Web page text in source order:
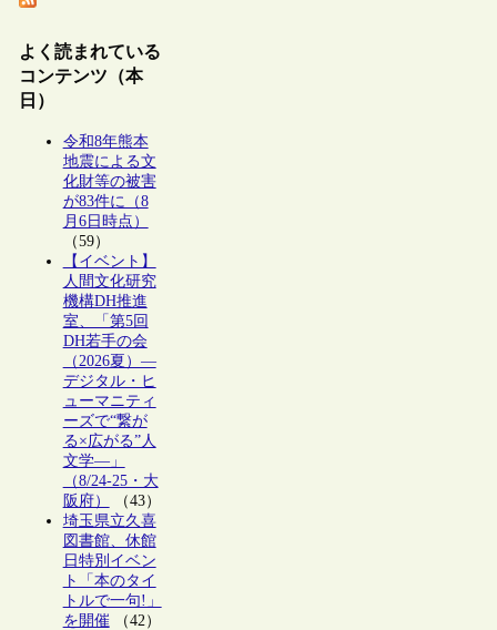
よく読まれている
コンテンツ（本
日）
令和8年熊本
地震による文
化財等の被害
が83件に（8
月6日時点）
（59）
【イベント】
人間文化研究
機構DH推進
室、「第5回
DH若手の会
（2026夏）―
デジタル・ヒ
ューマニティ
ーズで“繋が
る×広がる”人
文学―」
（8/24-25・大
阪府）
（43）
埼玉県立久喜
図書館、休館
日特別イベン
ト「本のタイ
トルで一句!」
を開催（42）